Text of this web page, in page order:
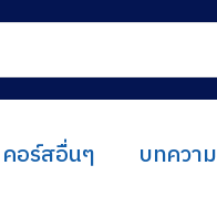
คอร์สอื่นๆ บทความ